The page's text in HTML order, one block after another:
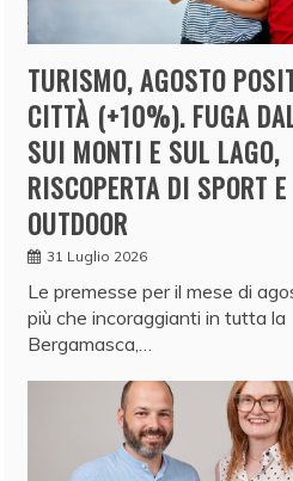
TURISMO, AGOSTO
CITTÀ (+10%). FUGA
SUI MONTI E SUL LAGO,
RISCOPERTA DI SPORT E
OUTDOOR
31 Luglio 2026
Le premesse per il mese di
più che incoraggianti in tutta la
Bergamasca,…